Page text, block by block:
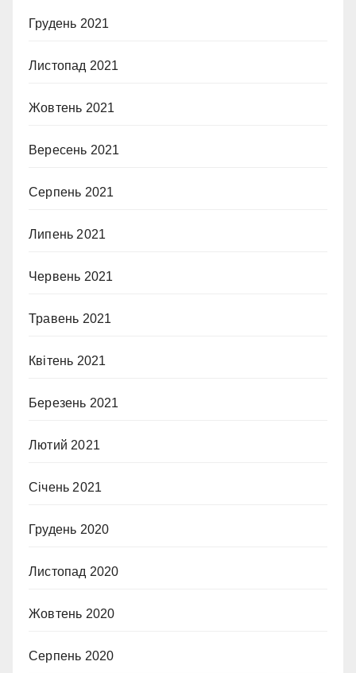
Грудень 2021
Листопад 2021
Жовтень 2021
Вересень 2021
Серпень 2021
Липень 2021
Червень 2021
Травень 2021
Квітень 2021
Березень 2021
Лютий 2021
Січень 2021
Грудень 2020
Листопад 2020
Жовтень 2020
Серпень 2020